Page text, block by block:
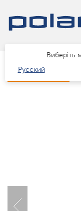
Виберіть
Русский
Каталог
2 РОКИ ГАРАНТІЇ